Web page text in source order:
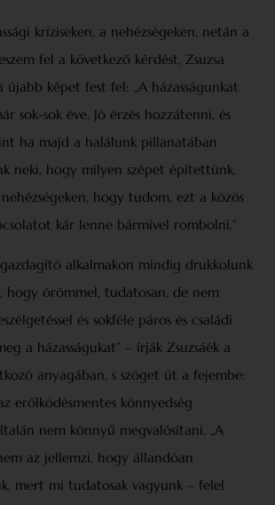
kríziseken, a nehézségeken, netán a
fel a következő kérdést, Zsuzsa
újabb képet fest fel: „A házasságunkat
sok-sok éve. Jó érzés hozzátenni, és
ha majd a halálunk pillanatában
neki, hogy milyen szépet építettünk.
hogy tudom, ezt a közös
kár lenne bármivel rombolni.”
alkalmakon mindig drukkolunk
hogy örömmel, tudatosan, de nem
és sokféle páros és családi
a házasságukat” – írják Zsuzsáék a
anyagában, s szöget üt a fejembe:
erőlködésmentes könnyedség
nem könnyű megvalósítani. „A
az jellemzi, hogy állandóan
mert mi tudatosak vagyunk – felel